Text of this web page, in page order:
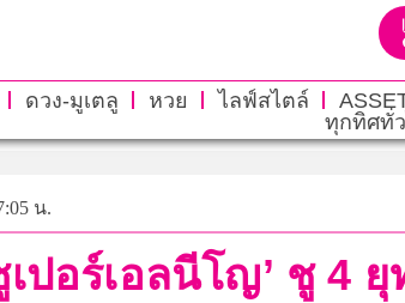
ดวง-มูเตลู หวย ไลฟ์สไตล์
ทุกทิศทั่
น.
ปอร์เอลนีโญ’ ชู 4